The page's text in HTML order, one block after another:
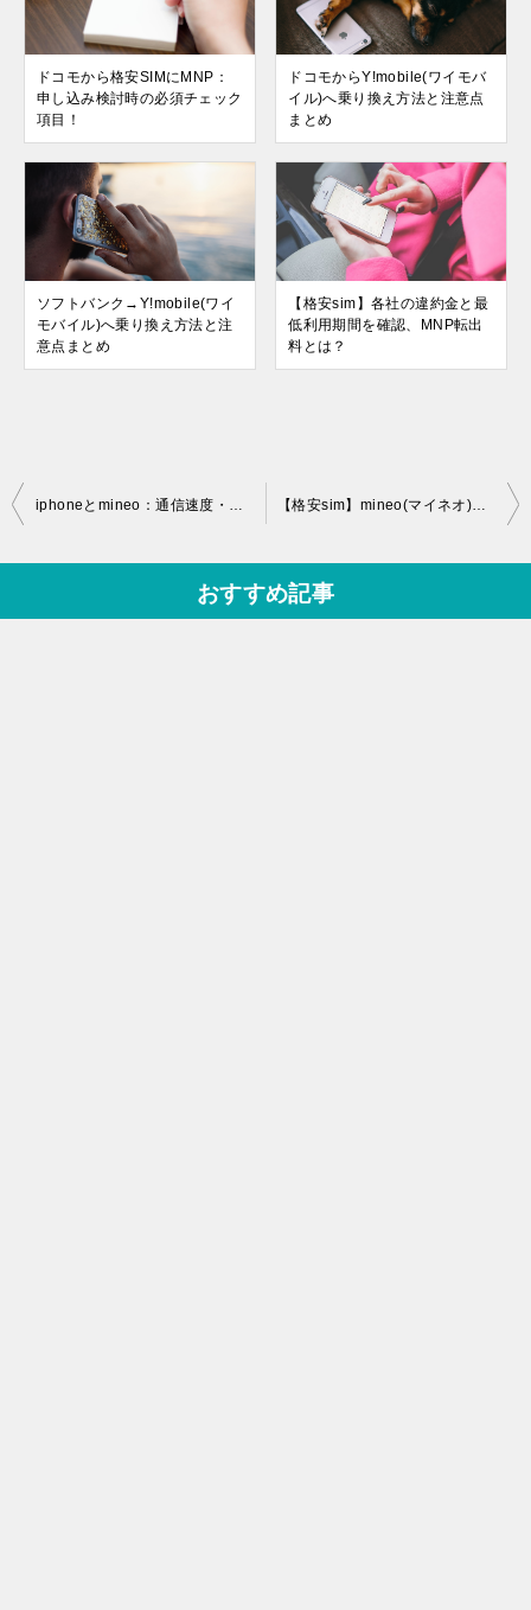
ドコモから格安SIMにMNP：
申し込み検討時の必須チェック
項目！
ドコモからY!mobile(ワイモバ
イル)へ乗り換え方法と注意点
まとめ
ソフトバンク→Y!mobile(ワイ
モバイル)へ乗り換え方法と注
意点まとめ
【格安sim】各社の違約金と最
低利用期間を確認、MNP転出
料とは？
投
ビ
おすすめ記事